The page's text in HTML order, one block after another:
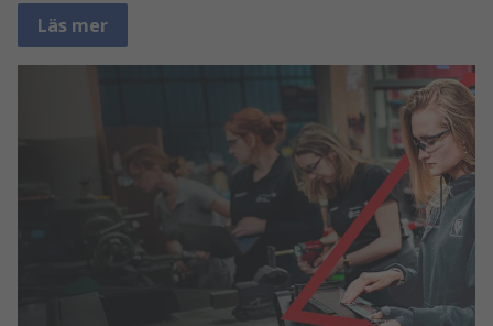
Läs mer